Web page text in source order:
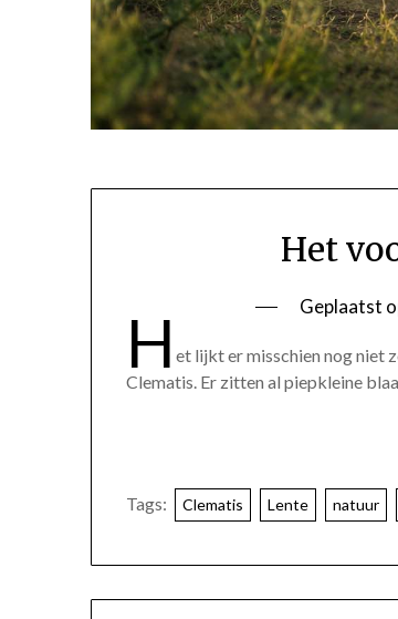
Het
Geplaatst
Het lijkt er misschien nog niet
Clematis. Er zitten al piepkleine
Tags: Clematis Lente natuur